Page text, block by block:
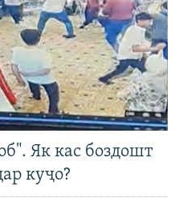
Як кас боздошт
куҷо?